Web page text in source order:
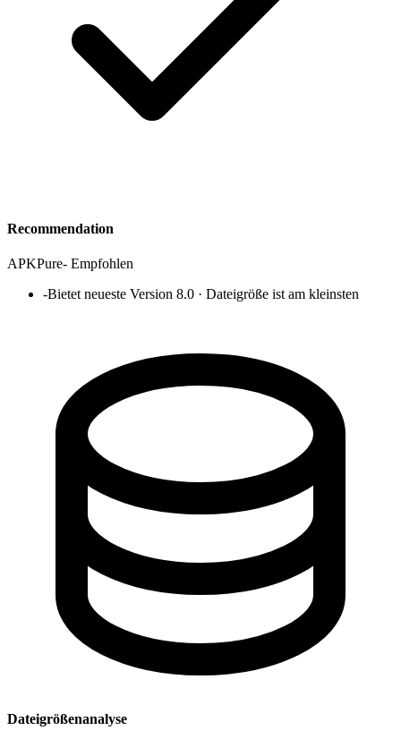
Recommendation
APKPure- Empfohlen
-Bietet neueste Version 8.0 · Dateigröße ist am kleinsten
Dateigrößenanalyse